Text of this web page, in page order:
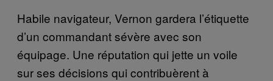
Habile navigateur, Vernon gardera l’étiquette
d’un commandant sévère avec son
équipage. Une réputation qui jette un voile
sur ses décisions qui contribuèrent à